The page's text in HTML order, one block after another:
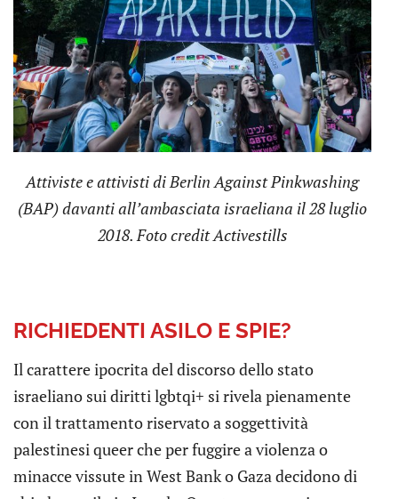
Attiviste e attivisti di Berlin Against Pinkwashing
(BAP) davanti all’ambasciata israeliana il 28 luglio
2018. Foto credit Activestills
RICHIEDENTI ASILO E SPIE?
Il carattere ipocrita del discorso dello stato
israeliano sui diritti lgbtqi+ si rivela pienamente
con il trattamento riservato a soggettività
palestinesi queer che per fuggire a violenza o
minacce vissute in West Bank o Gaza decidono di